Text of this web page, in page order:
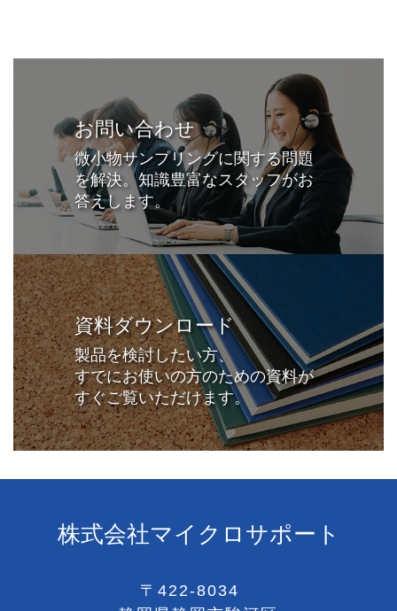
お問い合わせ
微小物サンプリングに関する問題
を解決。知識豊富なスタッフがお
答えします。
資料ダウンロード
製品を検討したい方、
すでにお使いの方のための資料が
すぐご覧いただけます。
株式会社マイクロサポート
〒422-8034